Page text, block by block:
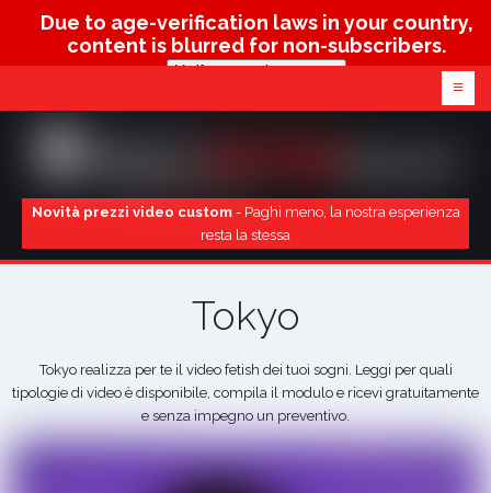
Due to age-verification laws in your country,
content is blurred for non-subscribers.
Verify age & view content
≡
Novità prezzi video custom- Paghi meno, la nostra esperienza
resta la stessa
Tokyo
Tokyo realizza per te il video fetish dei tuoi sogni. Leggi per quali
tipologie di video è disponibile, compila il modulo e ricevi gratuitamente
e senza impegno un preventivo.